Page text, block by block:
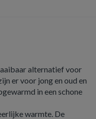
aaibaar alternatief voor
er voor jong en oud en
in een schone
warmte. De